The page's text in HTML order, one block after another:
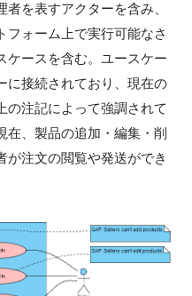
者を表すアクターを含み、
フォーム上で実行可能なさ
ケースを含む。ユースケー
に接続されており、現在の
の注記によって強調されて
在、製品の追加・編集・削
が注文の閲覧や発送ができ